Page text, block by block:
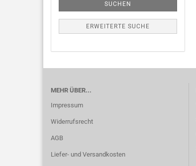
SUCHEN
ERWEITERTE SUCHE
MEHR ÜBER...
Impressum
Widerrufsrecht
AGB
Liefer- und Versandkosten